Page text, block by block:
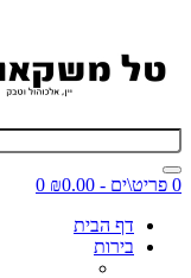
0 פריט\ים - ₪0.00
0
דף הבית
בירות